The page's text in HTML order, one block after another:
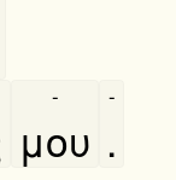
μου
-
.
-